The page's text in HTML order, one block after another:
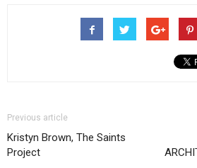
Previous article
Kristyn Brown, The Saints
Project